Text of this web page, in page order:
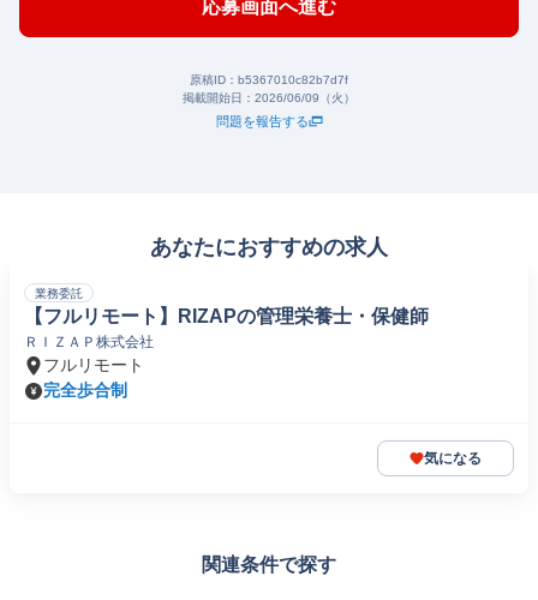
応募画面へ進む
原稿ID： b5367010c82b7d7f
掲載開始日： 2026/06/09（火）
問題を報告する
あなたにおすすめの求人
業務委託
【フルリモート】RIZAPの管理栄養士・保健師
ＲＩＺＡＰ株式会社
フルリモート
完全歩合制
気になる
関連条件で探す